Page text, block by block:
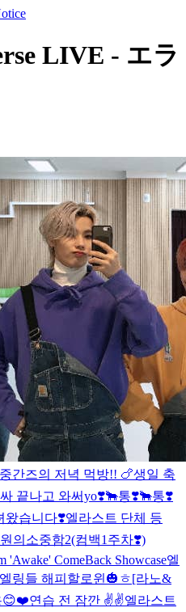
LIVE - エラ
간즈의 저녁 먹방!! 🍗생일 축
끝나고 와써yo❣️🐂통❣️🐂통❣️
왔습니다❣️엘라스트 단체 등
의소중함2(컴백1주차❣️)
ComeBack Showcase엘
링들 해피할로윈🎃ㅎ[라노&
😊❤️연습 전 잠깐 ✌️✌️엘라스트